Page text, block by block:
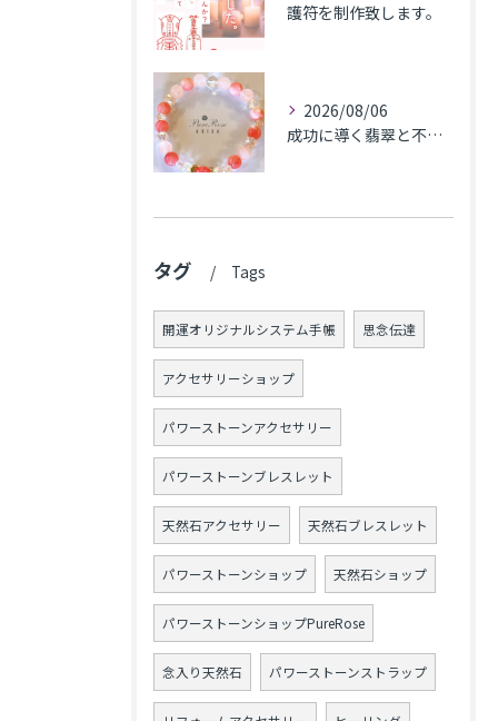
護符を制作致します。
2026/08/06
成功に導く翡翠と不安解消のカルセドニー､魅力アップのローズクォーツのブレス★東京都N.K様
タグ Tags
開運オリジナルシステム手帳 思念伝達
アクセサリーショップ
パワーストーンアクセサリー
パワーストーンブレスレット
天然石アクセサリー 天然石ブレスレット
パワーストーンショップ 天然石ショップ
パワーストーンショップPureRose
念入り天然石 パワーストーンストラップ